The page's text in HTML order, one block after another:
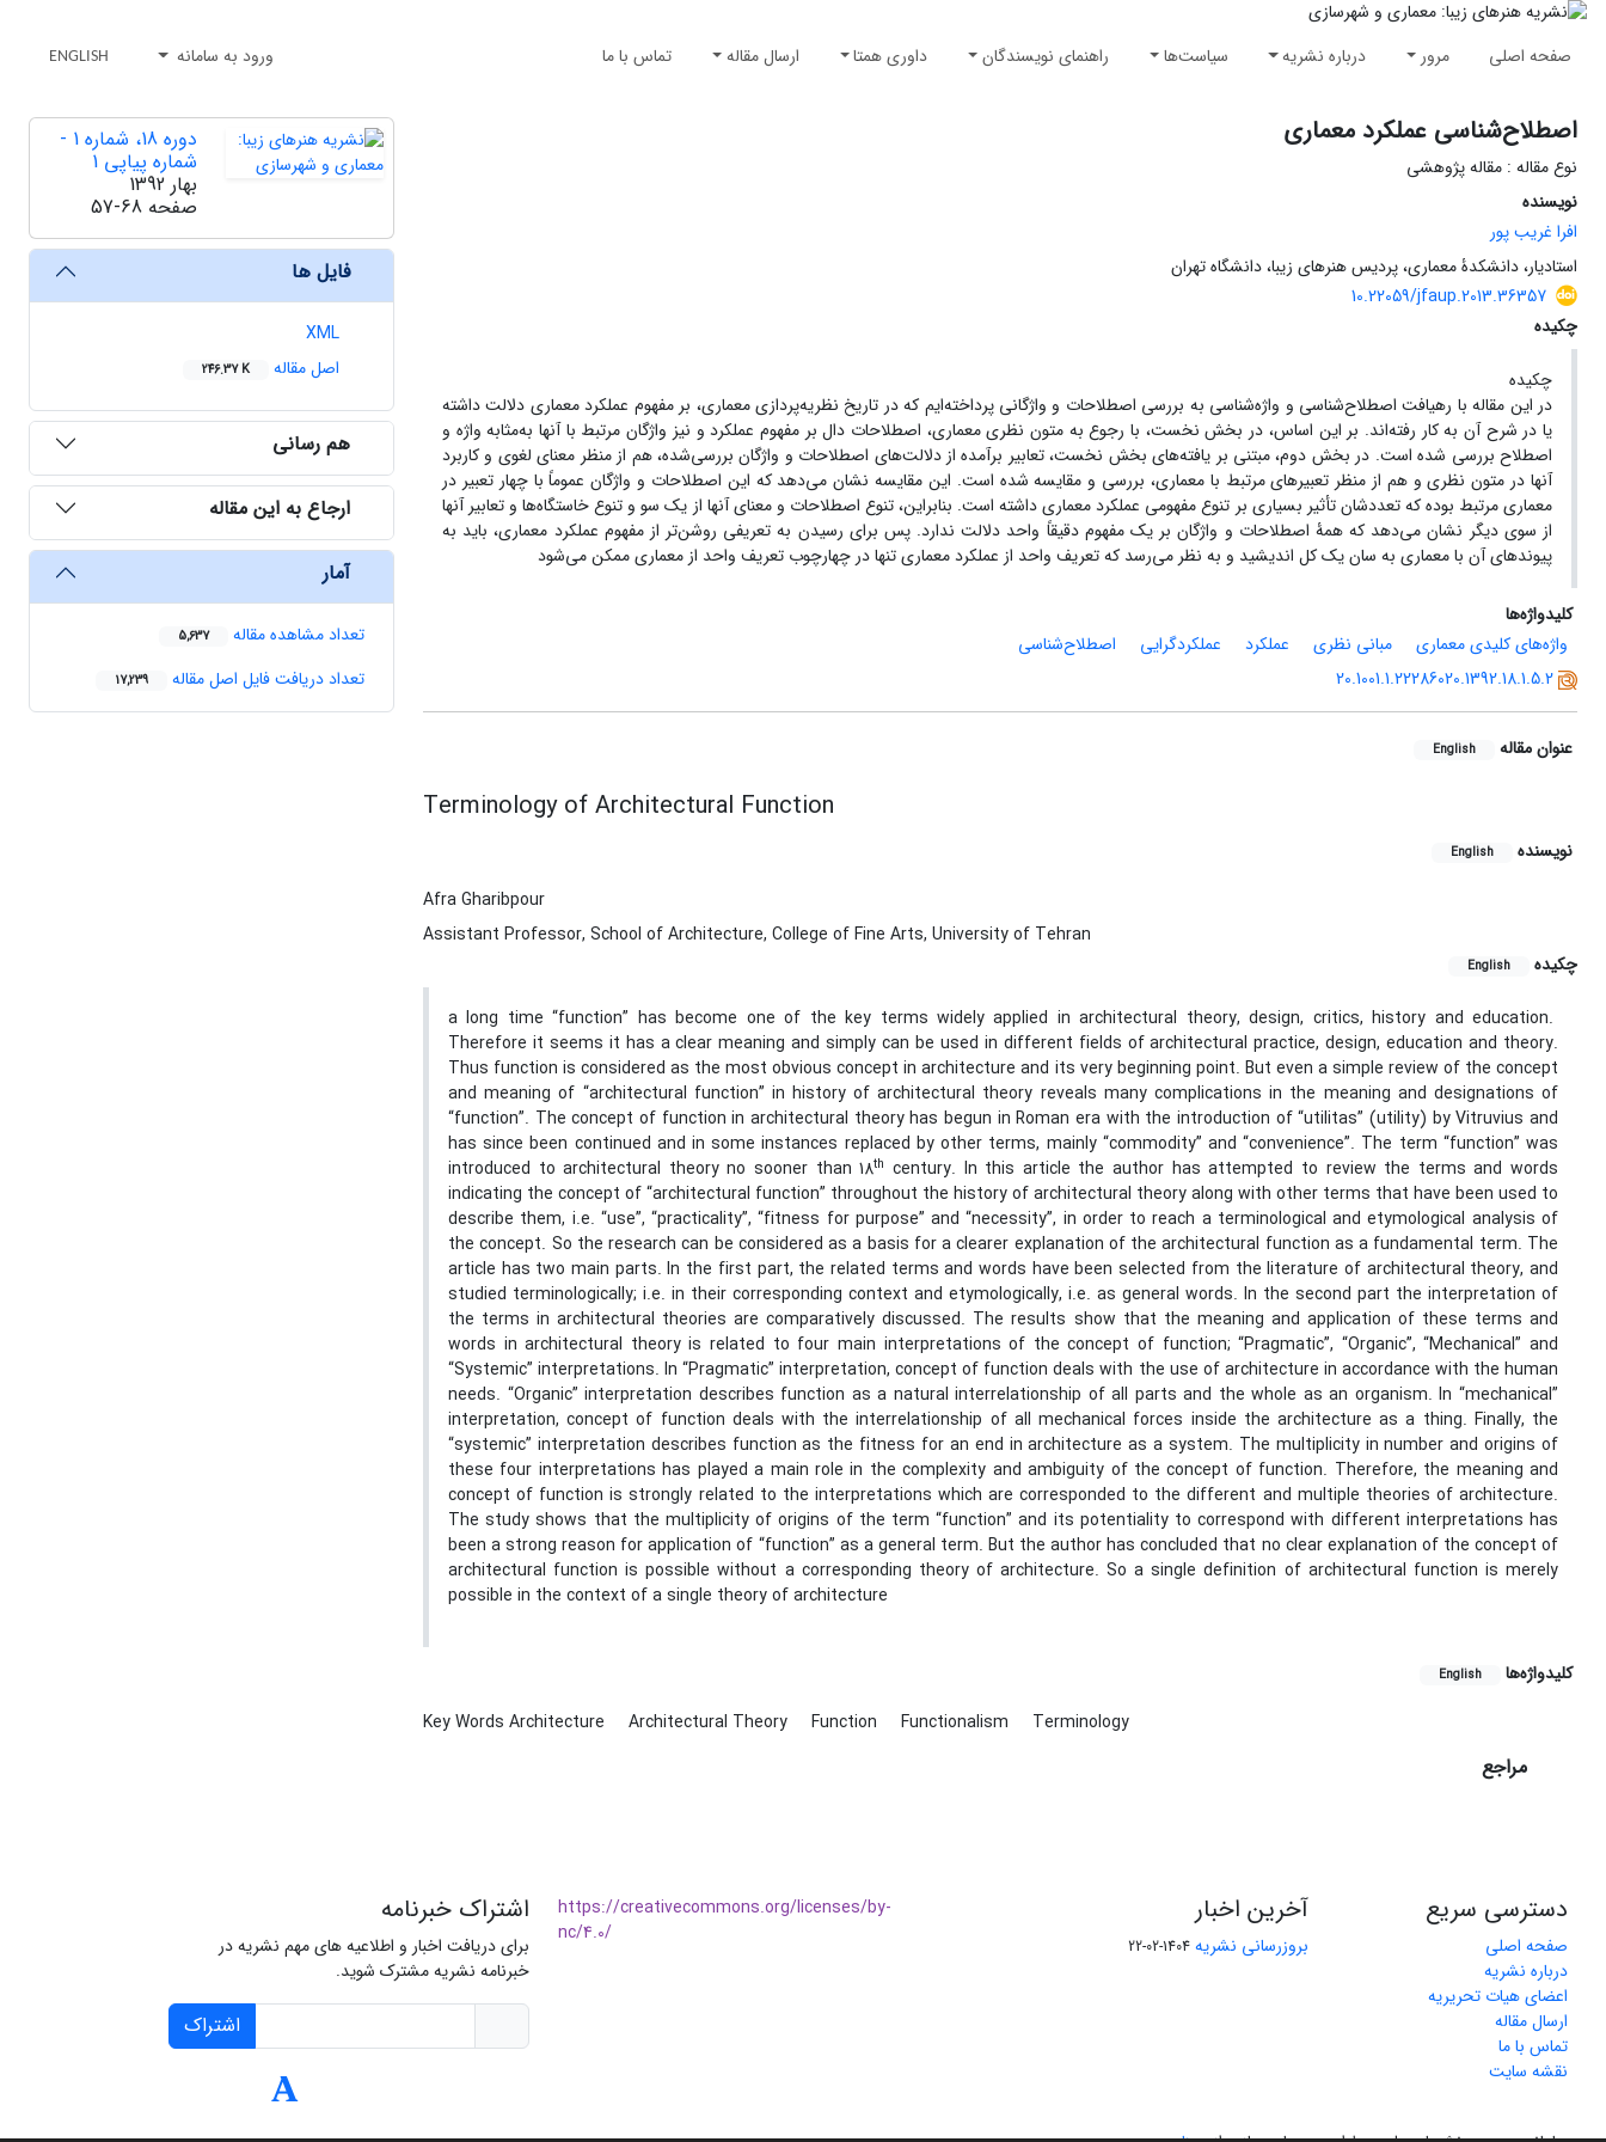
صفحه اصلی مرور درباره نشریه سیاست‌ها راهنمای نویسندگان داوری همتا ارسال مقاله تماس با ما ورود به سامانه ENGLISH
اصطلاح‌شناسی عملکرد معماری
نوع مقاله : مقاله پژوهشی
نویسنده
افرا غریب پور
استادیار، دانشکدۀ معماری، پردیس هنرهای زیبا، دانشگاه تهران
10.22059/jfaup.2013.36357
چکیده
چکیده
در این مقاله با رهیافت اصطلاح‌شناسی و واژه‌شناسی به بررسی اصطلاحات و واژگانی پرداخته‌ایم که در تاریخ نظریه‌پردازی معماری، بر مفهوم عملکرد معماری دلالت داشته
یا در شرح آن به کار رفته‌اند. بر این اساس، در بخش نخست، با رجوع به متون نظری معماری، اصطلاحات دال بر مفهوم عملکرد و نیز واژگان مرتبط با آنها به‌مثابه واژه و
اصطلاح بررسی شده است. در بخش دوم، مبتنی بر یافته‌های بخش نخست، تعابیر برآمده از دلالت‌های اصطلاحات و واژگان بررسی‌شده، هم از منظر معنای لغوی و کاربرد
آنها در متون نظری و هم از منظر تعبیرهای مرتبط با معماری، بررسی و مقایسه شده است. این مقایسه نشان می‌دهد که این اصطلاحات و واژگان عموماً با چهار تعبیر در
معماری مرتبط بوده که تعددشان تأثیر بسیاری بر تنوع مفهومی عملکرد معماری داشته است. بنابراین، تنوع اصطلاحات و معنای آنها از یک سو و تنوع خاستگاه‌ها و تعابیر آنها
از سوی دیگر نشان می‌دهد که همۀ اصطلاحات و واژگان بر یک مفهوم دقیقاً واحد دلالت ندارد. پس برای رسیدن به تعریفی روشن‌تر از مفهوم عملکرد معماری، باید به
پیوندهای آن با معماری به سان یک کل اندیشید و به نظر می‌رسد که تعریف واحد از عملکرد معماری تنها در چهارچوب تعریف واحد از معماری ممکن می‌شود
کلیدواژه‌ها
واژه‌های کلیدی معماری
مبانی نظری عملکرد عملکردگرایی
اصطلاح‌شناسی
20.1001.1.22286020.1392.18.1.5.2
عنوان مقاله English
Terminology of Architectural Function
نویسنده English
Afra Gharibpour
Assistant Professor, School of Architecture, College of Fine Arts, University of Tehran
چکیده
English
a long time “function” has become one of the key terms widely applied in architectural theory, design, critics, history and education.
Therefore it seems it has a clear meaning and simply can be used in different fields of architectural practice, design, education and theory.
Thus function is considered as the most obvious concept in architecture and its very beginning point. But even a simple review of the concept
and meaning of “architectural function” in history of architectural theory reveals many complications in the meaning and designations of
“function”. The concept of function in architectural theory has begun in Roman era with the introduction of “utilitas” (utility) by Vitruvius and
has since been continued and in some instances replaced by other terms, mainly “commodity” and “convenience”. The term “function” was
introduced to architectural theory no sooner than 18th century. In this article the author has attempted to review the terms and words
indicating the concept of “architectural function” throughout the history of architectural theory along with other terms that have been used to
describe them, i.e. “use”, “practicality”, “fitness for purpose” and “necessity”, in order to reach a terminological and etymological analysis of
the concept. So the research can be considered as a basis for a clearer explanation of the architectural function as a fundamental term. The
article has two main parts. In the first part, the related terms and words have been selected from the literature of architectural theory, and
studied terminologically; i.e. in their corresponding context and etymologically, i.e. as general words. In the second part the interpretation of
the terms in architectural theories are comparatively discussed. The results show that the meaning and application of these terms and
words in architectural theory is related to four main interpretations of the concept of function; “Pragmatic”, “Organic”, “Mechanical” and
“Systemic” interpretations. In “Pragmatic” interpretation, concept of function deals with the use of architecture in accordance with the human
needs. “Organic” interpretation describes function as a natural interrelationship of all parts and the whole as an organism. In “mechanical”
interpretation, concept of function deals with the interrelationship of all mechanical forces inside the architecture as a thing. Finally, the
“systemic” interpretation describes function as the fitness for an end in architecture as a system. The multiplicity in number and origins of
these four interpretations has played a main role in the complexity and ambiguity of the concept of function. Therefore, the meaning and
concept of function is strongly related to the interpretations which are corresponded to the different and multiple theories of architecture.
The study shows that the multiplicity of origins of the term “function” and its potentiality to correspond with different interpretations has
been a strong reason for application of “function” as a general term. But the author has concluded that no clear explanation of the concept of
architectural function is possible without a corresponding theory of architecture. So a single definition of architectural function is merely
possible in the context of a single theory of architecture
کلیدواژه‌ها English
Key Words Architecture Architectural Theory Function Functionalism Terminology
مراجع
دوره 18، شماره 1 -
شماره پیاپی 1
بهار 1392
صفحه 57-68
فایل ها
XML
اصل مقاله
246.37 K
هم رسانی
ارجاع به این مقاله
آمار
تعداد مشاهده مقاله 5,637
تعداد دریافت فایل اصل مقاله 17,239
دسترسی سریع
صفحه اصلی
درباره نشریه
اعضای هیات تحریریه
ارسال مقاله
تماس با ما
نقشه سایت
آخرین اخبار
بروزرسانی نشریه 1404-02-22
https://creativecommons.org/licenses/by-
nc/4.0/
اشتراک خبرنامه
برای دریافت اخبار و اطلاعیه های مهم نشریه در
خبرنامه نشریه مشترک شوید.
اشتراک